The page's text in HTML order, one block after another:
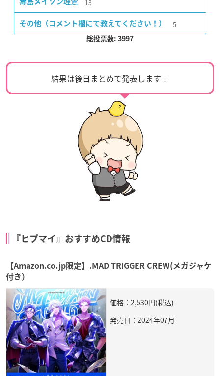
毒島メイソン理鶯 13
その他（コメント欄にて教えてください！） 5
総投票数: 3997
結果は後日まとめて発表します！
『ヒプマイ』おすすめCD情報
【Amazon.co.jp限定】.MAD TRIGGER CREW(メガジャケ
付き）
価格：2,530円(税込)
発売日：2024年07月